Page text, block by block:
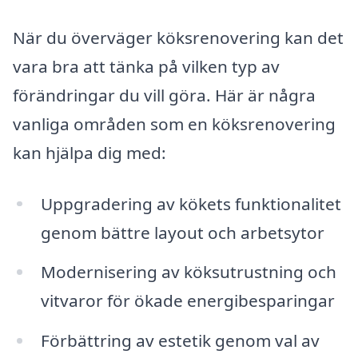
När du överväger köksrenovering kan det
vara bra att tänka på vilken typ av
förändringar du vill göra. Här är några
vanliga områden som en köksrenovering
kan hjälpa dig med:
Uppgradering av kökets funktionalitet
genom bättre layout och arbetsytor
Modernisering av köksutrustning och
vitvaror för ökade energibesparingar
Förbättring av estetik genom val av